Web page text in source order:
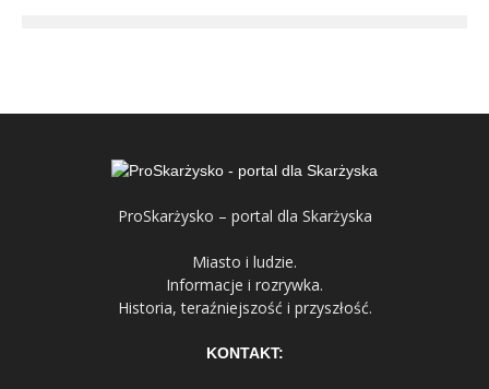
ProSkarżysko – portal dla Skarżyska
Miasto i ludzie.
Informacje i rozrywka.
Historia, teraźniejszość i przyszłość.
KONTAKT: